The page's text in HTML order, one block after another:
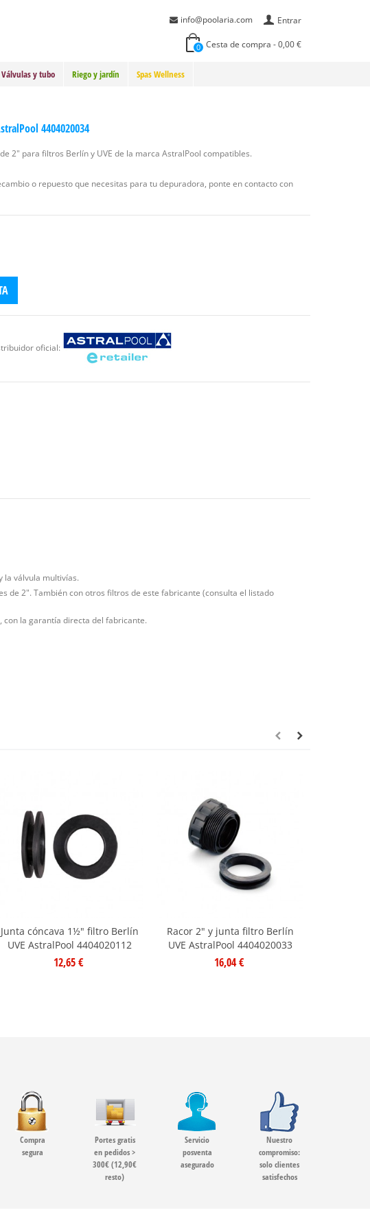
Entrar
info@poolaria.com
0 Cesta de compra -0,00 €
Válvulas y tubo Riego y jardín Spas Wellness
4404020034
2" para filtros Berlín y UVE de la marca AstralPool compatibles.
o repuesto que necesitas para tu depuradora, ponte en contacto con
oficial:
la válvula multivías.
de 2". También con otros filtros de este fabricante (consulta el listado
con la garantía directa del fabricante.
Junta cóncava 1½" filtro Berlín
UVE AstralPool 4404020112
12,65 €
Racor 2" y junta filtro Berlín
UVE AstralPool 4404020033
16,04 €
Compra
segura
Portes gratis
en pedidos >
300€ (12,90€
resto)
Servicio
posventa
asegurado
Nuestro
compromiso:
solo clientes
satisfechos